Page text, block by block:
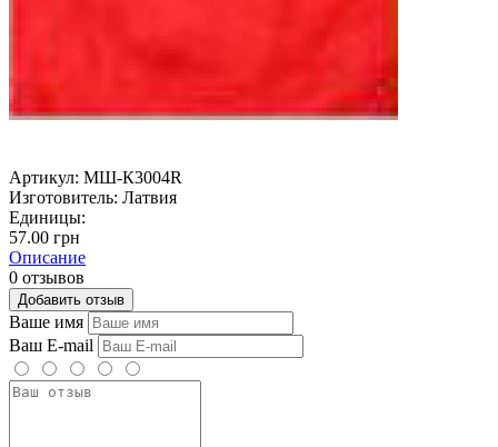
Артикул: МШ-К3004R
Изготовитель: Латвия
Единицы:
57.00 грн
Описание
0 отзывов
Добавить отзыв
Ваше имя
Ваш E-mail